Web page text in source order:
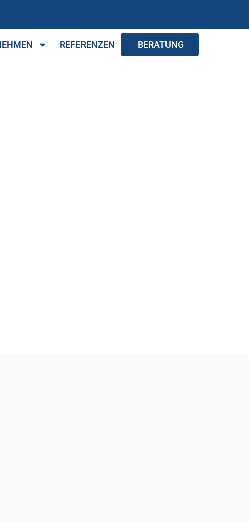
REFERENZEN BERATUNG